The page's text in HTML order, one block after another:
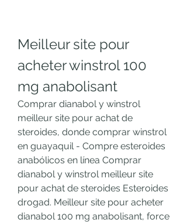
Meilleur site pour
acheter winstrol 100
mg anabolisant
Comprar dianabol y winstrol
meilleur site pour achat de
steroides, donde comprar winstrol
en guayaquil - Compre esteroides
anabólicos en línea Comprar
dianabol y winstrol meilleur site
pour achat de steroides Esteroides
drogad. Meilleur site pour acheter
dianabol 100 mg anabolisant, force